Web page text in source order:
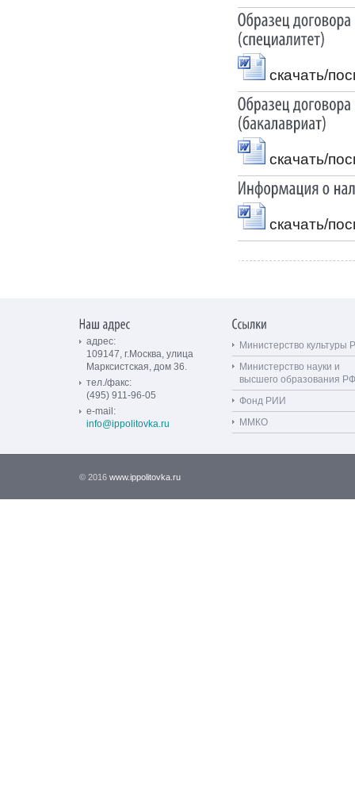
скачать/
скачать/
скачать/
адрес:
109147, г.Москва, улица
Марксистская, дом 36.
тел./факс:
(495) 911-96-05
e-mail:
info@ippolitovka.ru
Министерство культуры
Министерство науки и
высшего образования РФ
Фонд РИИ
ММКО
© 2016 www.ippolitovka.ru